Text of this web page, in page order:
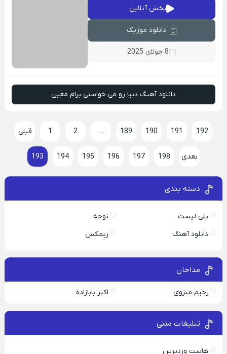
پخش آنلاین
دانلود موزیک
8 جولای 2025
دانلود آهنگ دنیا رو می خواستی برام معین
قبلی 1 2 … 189 190 191 192
193 194 195 196 197 198 بعدی
دسته بندی
پلی لیست
نوحه
دانلود آهنگ
ریمکس
مداحان
رحیم منزوی اکبر بابازاده
تبلیغات متنی
هاست وردپرس